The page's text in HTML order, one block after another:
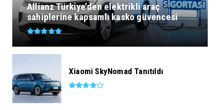
Allianz Türkiye’den elektrikli araç
sahiplerine kapsamlı kasko güvencesi
Xiaomi SkyNomad Tanıtıldı